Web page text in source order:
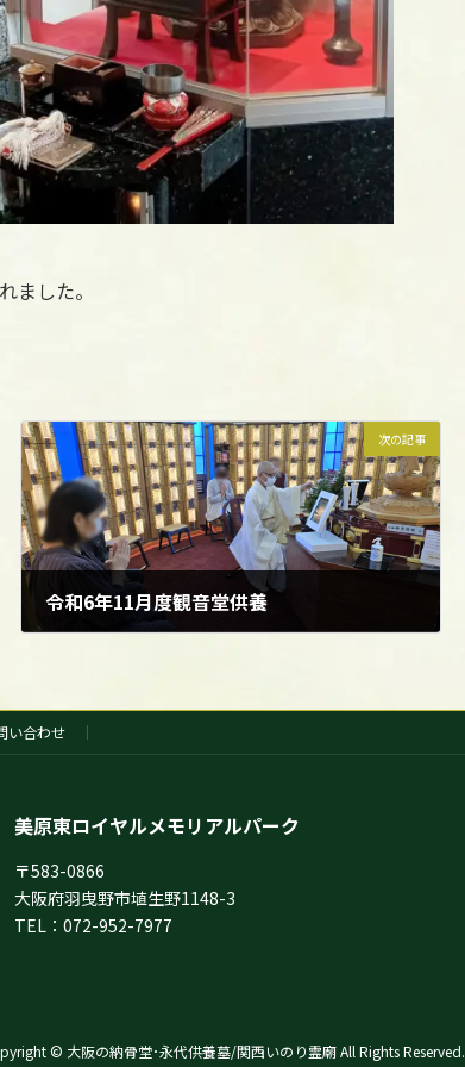
した。
次の記事
令和6年11月度観音堂供養
い合わせ
美原東ロイヤルメモリアルパーク
〒583-0866
大阪府羽曳野市埴生野1148-3
TEL：072-952-7977
© 大阪の納骨堂･永代供養墓/関西いのり霊廟 All Rights Reserved.